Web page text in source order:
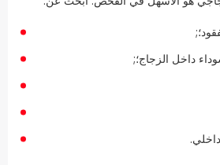
داخل الزجاج؛;